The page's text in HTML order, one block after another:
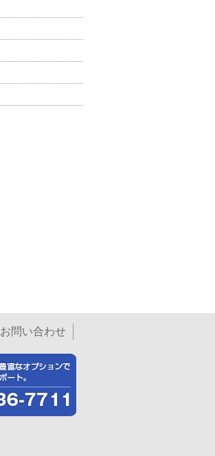
お問い合わせ